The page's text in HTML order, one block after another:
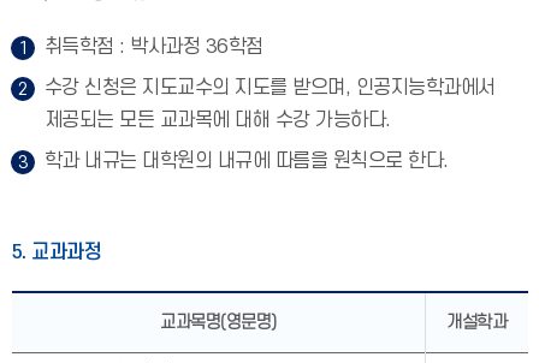
취득학점 : 박사과정 36학점
수강 신청은 지도교수의 지도를 받으며, 인공지능학과에서
제공되는 모든 교과목에 대해 수강 가능하다.
학과 내규는 대학원의 내규에 따름을 원칙으로 한다.
5. 교과과정
교과목명(영문명) 개설학과